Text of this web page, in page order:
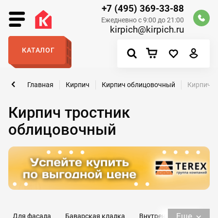
+7 (495) 369-33-88
Ежедневно с 9:00 до 21:00
kirpich@kirpich.ru
КАТАЛОГ
Кирпич тростник
облицовочный
Главная Кирпич Кирпич облицовочный Кирпич
Для фасада Баварская кладка
Внутренний